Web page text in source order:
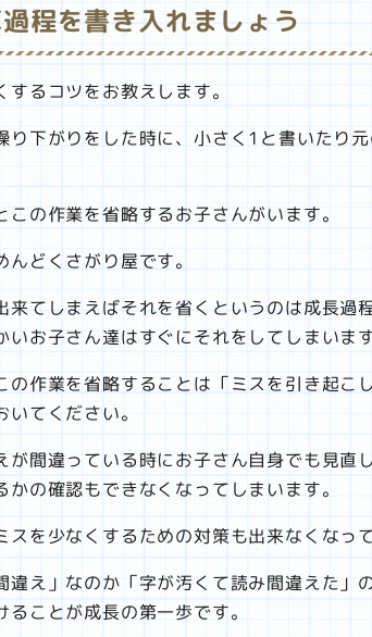
程を書き入れましょう
するコツをお教えします。
り下がりをした時に、小さく1と書いたり
この作業を省略するお子さんがいます。
どくさがり屋です。
来てしまえばそれを省くというのは成長過
お子さん達はすぐにそれをしてしまいます
の作業を省略することは「ミスを引き起こ
てください。
が間違っている時にお子さん自身でも見直
の確認もできなくなってしまいます。
スを少なくするための対策も出来なくなっ
違え」なのか「字が汚くて読み間違えた」
ことが成長の第一歩です。